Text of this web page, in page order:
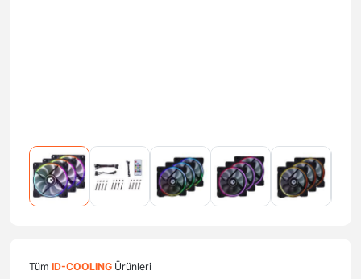
Tüm ID-COOLING Ürünleri